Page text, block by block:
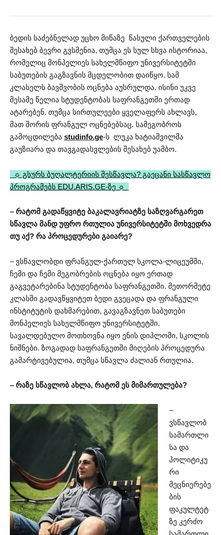
ბედის საძებნელად უცხო მიწაზე წასული ქართველების
შესახებ ბევრი გვსმენია, თუმცა ეს სულ სხვა ისტორიაა,
რომელიც მონპელიეს სახელმწიფო უნივერსიტეტში
საბუთების გაგზავნის მცდელობით დაიწყო. სამ
კლასელს ბავშვობის ოცნება აუსრულდა. ისინი უკვე
მესამე წელია სტუდენტობას საფრანგეთში ერთად
ატარებენ, თუმცა სირთულეები ყველაფერს ახლავს,
მათ შორის ფრანგულ ოცნებებსაც. სამეგობროს
გამოცდილება studinfo.ge-ს ლუკა ხატიაშვილმა
გაუზიარა და თავგადასვლების შესახებ უამბო.
☼ გსურს ბუღალტერიის შესწავლა? გაეცანი სასწავლო
პროგრამებს EDU.ARIS.GE-ზე ☼
– რატომ გადაწყვიტე ბაკალავრიატზე საზღვარგარეთ
სწავლა მანდ უფრო რთულია უნივერსიტეტში მოხვედრა
თუ აქ? რა პროცედურები გაიარე?
– ვსწავლობდი ფრანგულ-ქართულ სკოლა-ლიცეუმში,
ჩემი და ჩემი მეგობრების ოცნება იყო ერთად
გაგვეტარებინა სტუდენტობა საფრანგეთში. მეთორმეტე
კლასში გადავწყვიტეთ ბედი გვეცადა და ფრანგული
ინსტიტუტის დახმარებით, გავაგზავნეთ საბუთები
მონპელიეს სახელმწიფო უნივერსიტეტში.
სავალდებულო მოთხოვნა იყო ენის დიპლომი, სკოლის
ნიშნები. ზოგადად საფრანგეთში მიღების პროცედურა
გამარტივებულია, თუმცა სწავლა ძალიან რთულია.
– რაზე სწავლობ ახლა, რატომ ეს მიმართულება?
–
ვსწავლობ
სამართლი
სა და
პოლიტიკუ
რი
მეცნიერებე
ბის
ფაკულტეტ
ზე კერძო